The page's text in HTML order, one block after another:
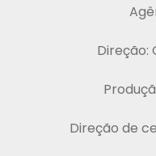
Direção:
Direção de